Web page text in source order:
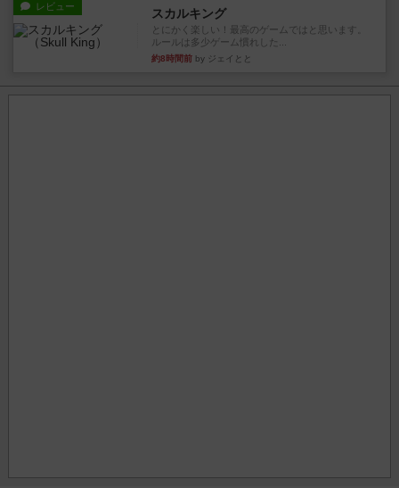
レビュー スカルキング
とにかく楽しい！最高のゲームではと思います。
ルールは多少ゲーム慣れした...
約8時間前 by ジェイとと